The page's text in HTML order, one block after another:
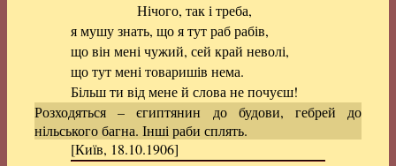
Нічого, так і треба,
я мушу знать, що я тут раб рабів,
що він мені чужий, сей край неволі,
що тут мені товаришів нема.
Більш ти від мене й слова не почуєш!
Розходяться – єгиптянин до будови, гебрей до
нільського багна. Інші раби сплять.
[Київ, 18.10.1906]